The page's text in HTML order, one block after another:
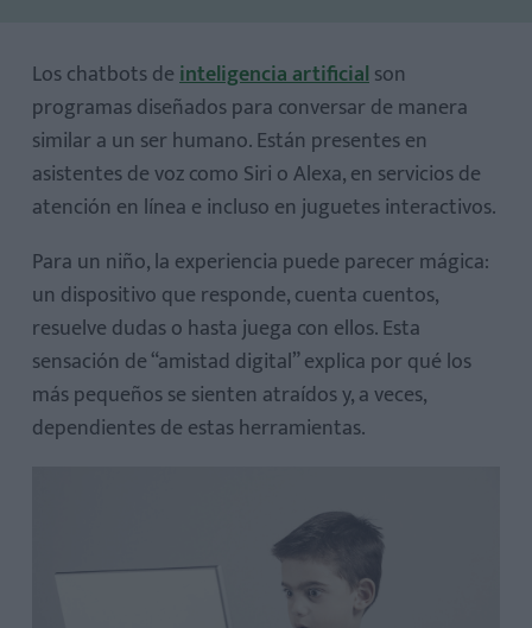
1. Respuestas inadecuadas o peligrosas
2. Apego emocional
3. Aislamiento social
4. Privacidad y datos
Los chatbots deinteligencia artificialson
programas diseñados para conversar de manera
similar a un ser humano. Están presentes en
asistentes de voz como Siri o Alexa, en servicios de
atención en línea e incluso en juguetes interactivos.
Para un niño, la experiencia puede parecer mágica:
un dispositivo que responde, cuenta cuentos,
resuelve dudas o hasta juega con ellos. Esta
sensación de “amistad digital” explica por qué los
más pequeños se sienten atraídos y, a veces,
dependientes de estas herramientas.